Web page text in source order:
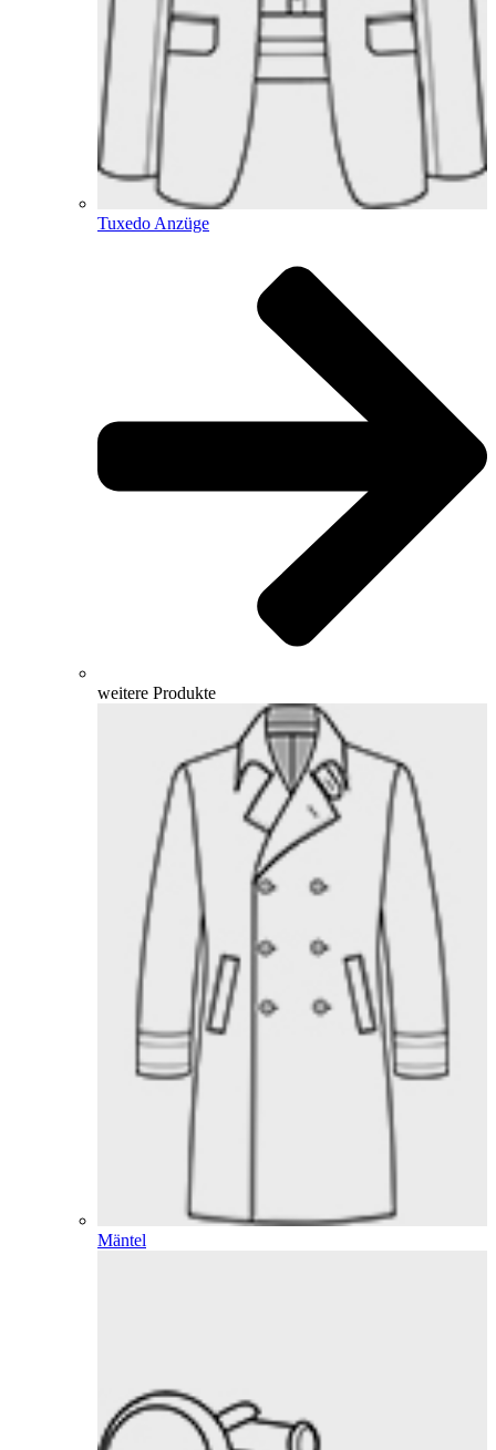
Tuxedo Anzüge
weitere Produkte
Mäntel